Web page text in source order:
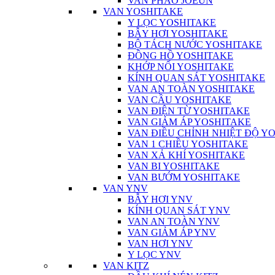
VAN YOSHITAKE
Y LỌC YOSHITAKE
BẪY HƠI YOSHITAKE
BỘ TÁCH NƯỚC YOSHITAKE
ĐỒNG HỒ YOSHITAKE
KHỚP NỐI YOSHITAKE
KÍNH QUAN SÁT YOSHITAKE
VAN AN TOÀN YOSHITAKE
VAN CẦU YOSHITAKE
VAN ĐIỆN TỪ YOSHITAKE
VAN GIẢM ÁP YOSHITAKE
VAN ĐIỀU CHỈNH NHIỆT ĐỘ
VAN 1 CHIỀU YOSHITAKE
VAN XẢ KHÍ YOSHITAKE
VAN BI YOSHITAKE
VAN BƯỚM YOSHITAKE
VAN YNV
BẪY HƠI YNV
KÍNH QUAN SÁT YNV
VAN AN TOÀN YNV
VAN GIẢM ÁP YNV
VAN HƠI YNV
Y LỌC YNV
VAN KITZ